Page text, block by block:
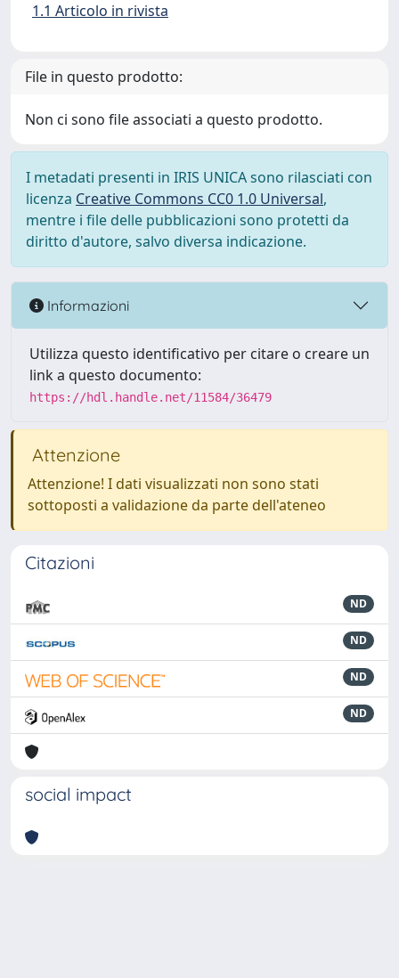
1.1 Articolo in rivista
File in questo prodotto:
Non ci sono file associati a questo prodotto.
I metadati presenti in IRIS UNICA sono rilasciati con
licenza Creative Commons CC0 1.0 Universal,
mentre i file delle pubblicazioni sono protetti da
diritto d'autore, salvo diversa indicazione.
Informazioni
Utilizza questo identificativo per citare o creare un
link a questo documento:
https://hdl.handle.net/11584/36479
Attenzione
Attenzione! I dati visualizzati non sono stati
sottoposti a validazione da parte dell'ateneo
Citazioni
ND
ND
ND
ND
social impact